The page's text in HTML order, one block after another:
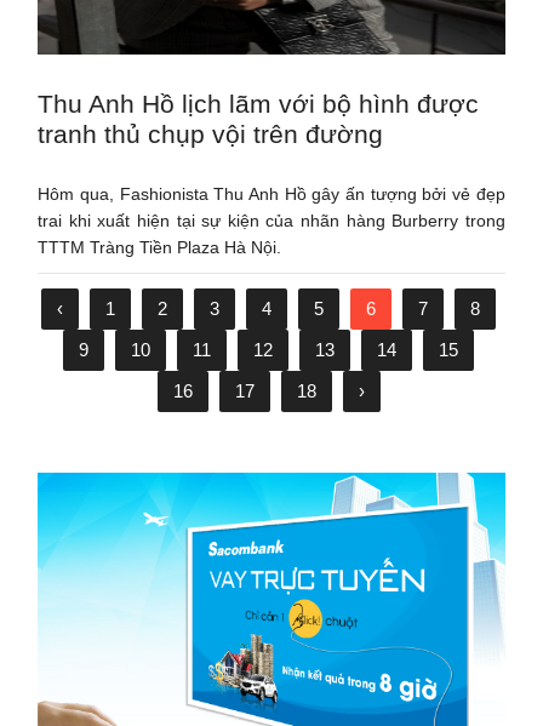
Thu Anh Hồ lịch lãm với bộ hình được
tranh thủ chụp vội trên đường
Hôm qua, Fashionista Thu Anh Hồ gây ấn tượng bởi vẻ đẹp
trai khi xuất hiện tại sự kiện của nhãn hàng Burberry trong
TTTM Tràng Tiền Plaza Hà Nội.
‹ 1 2 3 4 5 6 7
8
9
10 11 12 13 14
15
16
17 18 ›